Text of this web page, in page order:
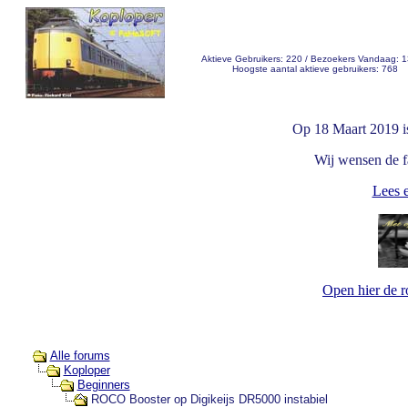
Aktieve Gebruikers: 220 / Bezoekers Vandaag:
Hoogste aantal aktieve gebruikers: 768
Op 18 Maart 2019
Wij wensen de
Lees
Open hier de
Alle forums
Koploper
Beginners
ROCO Booster op Digikeijs DR5000 instabiel